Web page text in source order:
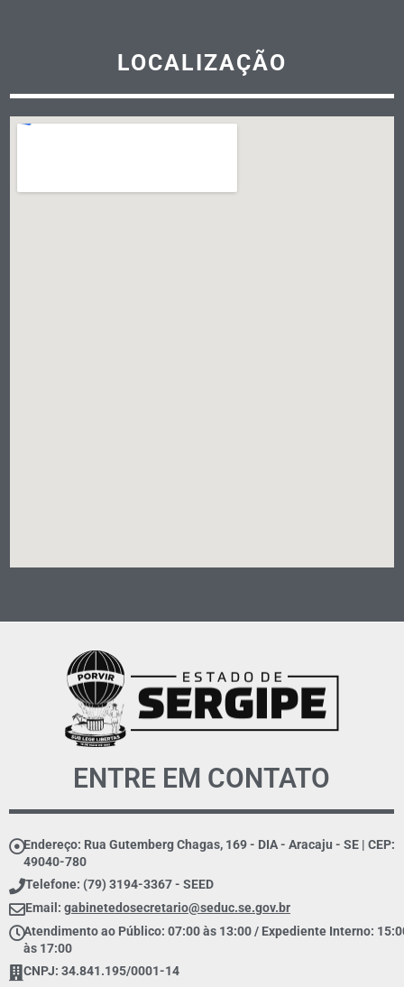
LOCALIZAÇÃO
ENTRE EM CONTATO
Endereço: Rua Gutemberg Chagas, 169 - DIA - Aracaju - SE | CEP:
49040-780
Telefone: (79) 3194-3367 - SEED
Email: gabinetedosecretario@seduc.se.gov.br
Atendimento ao Público: 07:00 às 13:00 / Expediente Interno:
às 17:00
CNPJ: 34.841.195/0001-14